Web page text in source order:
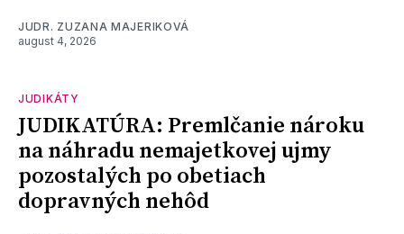
JUDR. ZUZANA MAJERIKOVÁ
august 4, 2026
JUDIKÁTY
JUDIKATÚRA: Premlčanie nároku
na náhradu nemajetkovej ujmy
pozostalých po obetiach
dopravných nehôd